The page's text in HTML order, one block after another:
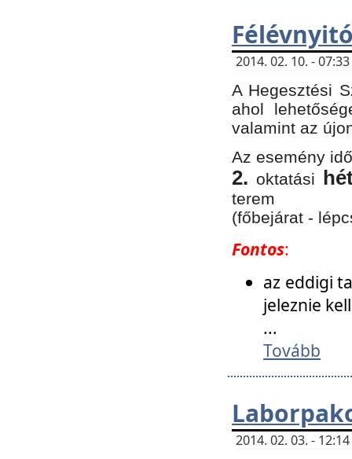
2014. 02. 10. -
A Hegesztési
ahol
valamint az
Az esemény
2. oktatási
terem
(főbejárat -
Fontos:
az eddigi
jeleznie
...
Tovább
2014. 02. 03. -